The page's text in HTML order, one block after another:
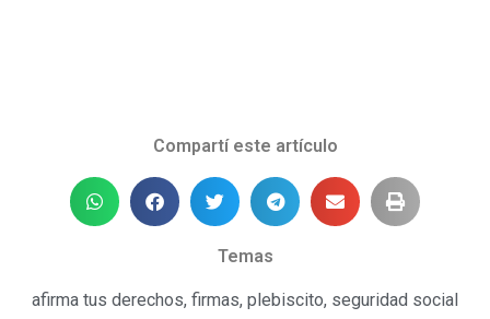
Compartí este artículo
Temas
afirma tus derechos, firmas, plebiscito, seguridad social